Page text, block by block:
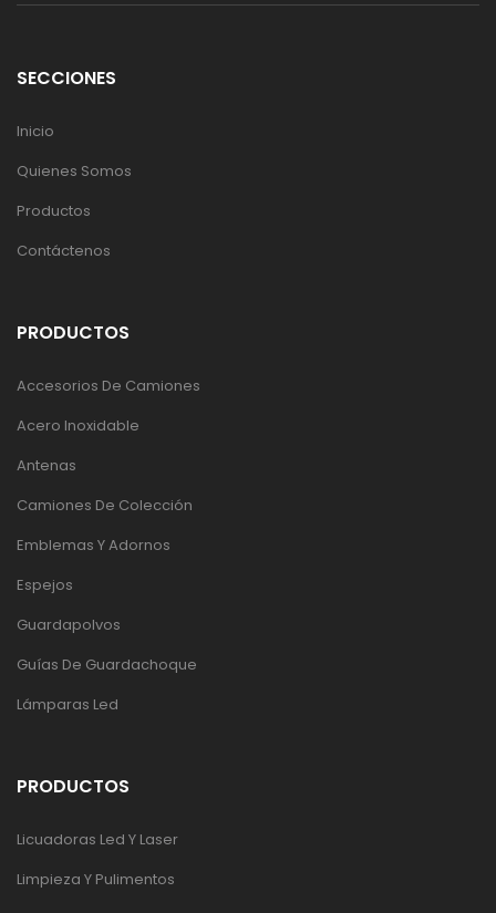
SECCIONES
Inicio
Quienes Somos
Productos
Contáctenos
PRODUCTOS
Accesorios De Camiones
Acero Inoxidable
Antenas
Camiones De Colección
Emblemas Y Adornos
Espejos
Guardapolvos
Guías De Guardachoque
Lámparas Led
PRODUCTOS
Licuadoras Led Y Laser
Limpieza Y Pulimentos